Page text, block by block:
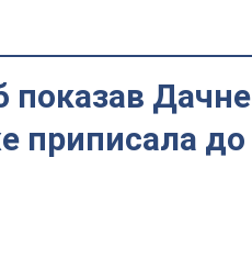
показав Дачне
приписала до